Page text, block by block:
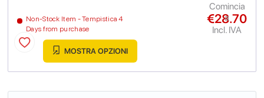
Non-Stock Item - Tempistica 4
Days from purchase
€28.70
Incl. IVA
Comincia
a
MOSTRA OPZIONI